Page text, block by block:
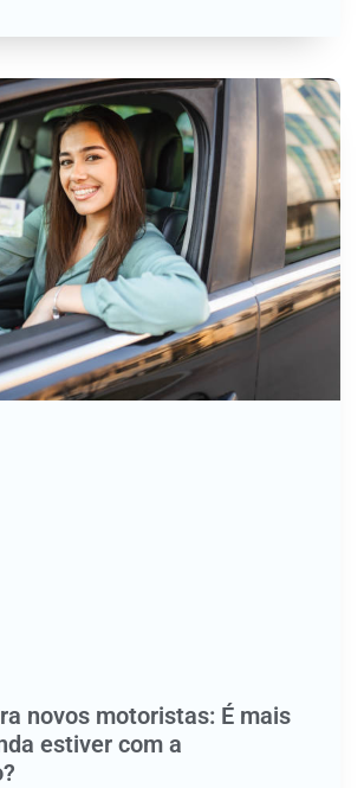
novos motoristas: É mais
estiver com a